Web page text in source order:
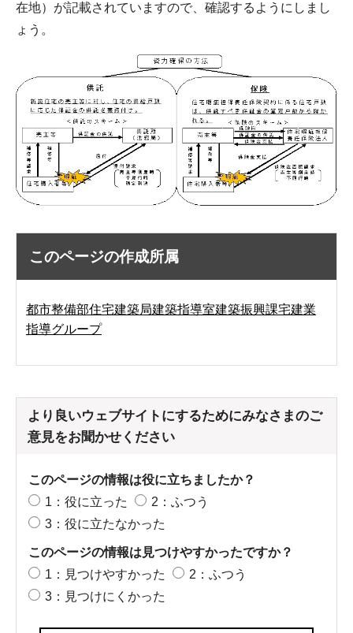
在地）が記載されていますので、確認するようにしまし
ょう。
このページの作成所属
都市整備部住宅建築局建築指導室建築振興課宅建業
指導グループ
より良いウェブサイトにするためにみなさまのご
意見をお聞かせください
このページの情報は役に立ちましたか？
1：役に立った
2：ふつう
3：役に立たなかった
このページの情報は見つけやすかったですか？
1：見つけやすかった
2：ふつう
3：見つけにくかった